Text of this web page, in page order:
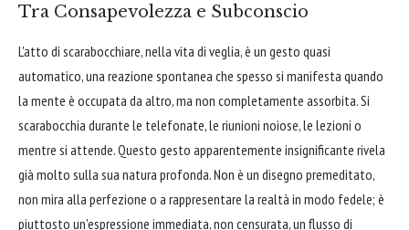
Tra Consapevolezza e Subconscio
L'atto di scarabocchiare, nella vita di veglia, è un gesto quasi
automatico, una reazione spontanea che spesso si manifesta quando
la mente è occupata da altro, ma non completamente assorbita. Si
scarabocchia durante le telefonate, le riunioni noiose, le lezioni o
mentre si attende. Questo gesto apparentemente insignificante rivela
già molto sulla sua natura profonda. Non è un disegno premeditato,
non mira alla perfezione o a rappresentare la realtà in modo fedele; è
piuttosto un'espressione immediata, non censurata, un flusso di